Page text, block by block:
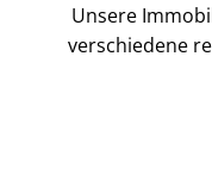
Unsere
verschiedene